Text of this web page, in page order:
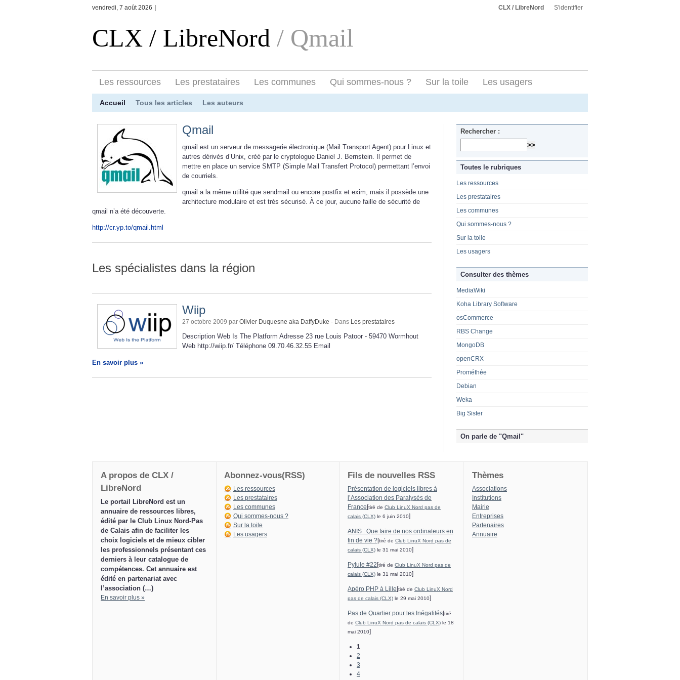
vendredi, 7 août 2026 CLX / LibreNord S'identifier
CLX / LibreNord / Qmail
Les ressources Les prestataires Les communes Qui sommes-nous ? Sur la toile Les usagers
Accueil Tous les articles Les auteurs
Qmail
qmail est un serveur de messagerie électronique (Mail Transport Agent) pour Linux et
autres dérivés d’Unix, créé par le cryptologue Daniel J. Bernstein. Il permet de
mettre en place un service SMTP (Simple Mail Transfert Protocol) permettant l’envoi
de courriels.
qmail a la même utilité que sendmail ou encore postfix et exim, mais il possède une
architecture modulaire et est très sécurisé. À ce jour, aucune faille de sécurité de
qmail n’a été découverte.
http://cr.yp.to/qmail.html
Les spécialistes dans la région
Wiip
27 octobre 2009 par Olivier Duquesne aka DaffyDuke - Dans Les prestataires
Description Web Is The Platform Adresse 23 rue Louis Patoor - 59470 Wormhout
Web http://wiip.fr/ Téléphone 09.70.46.32.55 Email
En savoir plus »
Rechercher :
Toutes le rubriques
Les ressources
Les prestataires
Les communes
Qui sommes-nous ?
Sur la toile
Les usagers
Consulter des thèmes
MediaWiki
Koha Library Software
osCommerce
RBS Change
MongoDB
openCRX
Prométhée
Debian
Weka
Big Sister
On parle de "Qmail"
A propos de CLX /
LibreNord
Le portail LibreNord est un
annuaire de ressources libres,
édité par le Club Linux Nord-Pas
de Calais afin de faciliter les
choix logiciels et de mieux cibler
les professionnels présentant ces
derniers à leur catalogue de
compétences. Cet annuaire est
édité en partenariat avec
l’association (…)
En savoir plus »
Abonnez-vous(RSS)
Les ressources
Les prestataires
Les communes
Qui sommes-nous ?
Sur la toile
Les usagers
Fils de nouvelles RSS
Présentation de logiciels libres à
l’Association des Paralysés de
France [tiré de Club LinuX Nord pas de
calais (CLX) le 6 juin 2010]
ANIS : Que faire de nos ordinateurs en
fin de vie ?[tiré de Club LinuX Nord pas de
calais (CLX) le 31 mai 2010]
Pylule #22 [tiré de Club LinuX Nord pas de
calais (CLX) le 31 mai 2010]
Apéro PHP à Lille [tiré de Club LinuX Nord
pas de calais (CLX) le 29 mai 2010]
Pas de Quartier pour les Inégalités[tiré
de Club LinuX Nord pas de calais (CLX) le 18
mai 2010]
1
2
3
4
Thèmes
Associations
Institutions
Mairie
Entreprises
Partenaires
Annuaire